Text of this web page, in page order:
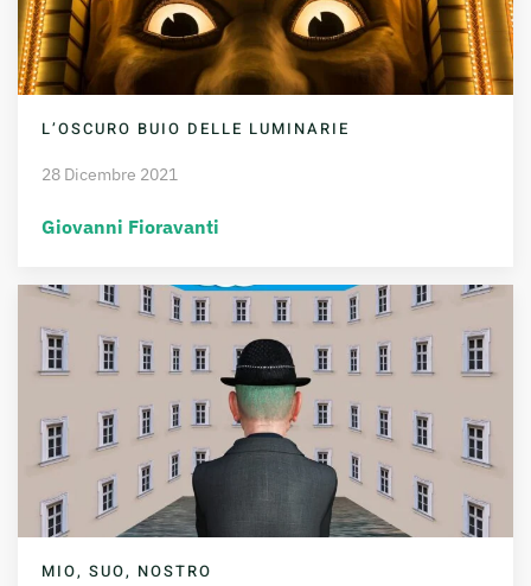
L’OSCURO BUIO DELLE LUMINARIE
28 Dicembre 2021
Giovanni Fioravanti
MIO, SUO, NOSTRO